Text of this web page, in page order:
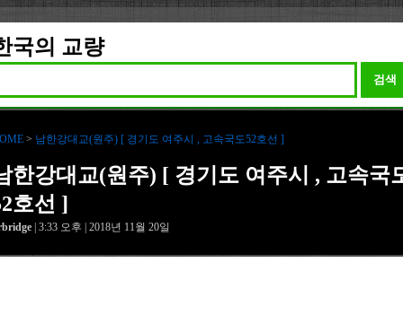
국의 교량
검색
> 남한강대교(원주) [ 경기도 여주시 , 고속국도52호선 ]
한강대교(원주) [ 경기도 여주시 , 고속국
호선 ]
| 3:33 오후 | 2018년 11월 20일